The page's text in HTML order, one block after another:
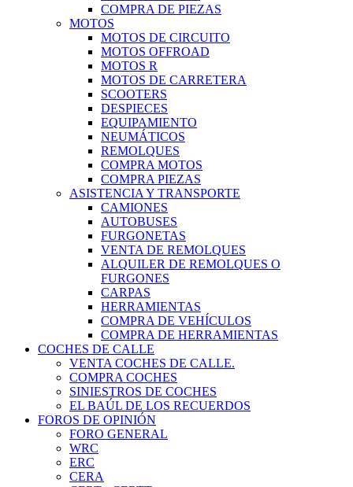
COMPRA DE PIEZAS
MOTOS
MOTOS DE CIRCUITO
MOTOS OFFROAD
MOTOS R
MOTOS DE CARRETERA
SCOOTERS
DESPIECES
EQUIPAMIENTO
NEUMÁTICOS
REMOLQUES
COMPRA MOTOS
COMPRA PIEZAS
ASISTENCIA Y TRANSPORTE
CAMIONES
AUTOBUSES
FURGONETAS
VENTA DE REMOLQUES
ALQUILER DE REMOLQUES O
FURGONES
CARPAS
HERRAMIENTAS
COMPRA DE VEHÍCULOS
COMPRA DE HERRAMIENTAS
COCHES DE CALLE
VENTA COCHES DE CALLE.
COMPRA COCHES
SINIESTROS DE COCHES
EL BAÚL DE LOS RECUERDOS
FOROS DE OPINIÓN
FORO GENERAL
WRC
ERC
CERA